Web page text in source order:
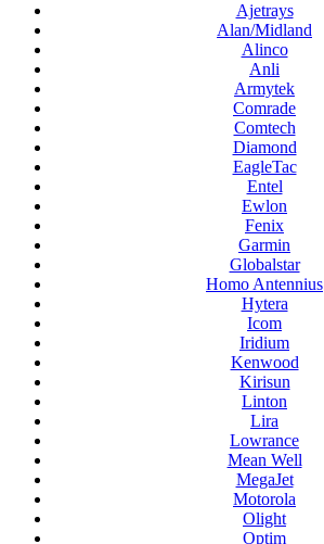
Ajetrays
Alan/Midland
Alinco
Anli
Armytek
Comrade
Comtech
Diamond
EagleTac
Entel
Ewlon
Fenix
Garmin
Globalstar
Homo Antennius
Hytera
Icom
Iridium
Kenwood
Kirisun
Linton
Lira
Lowrance
Mean Well
MegaJet
Motorola
Olight
Optim